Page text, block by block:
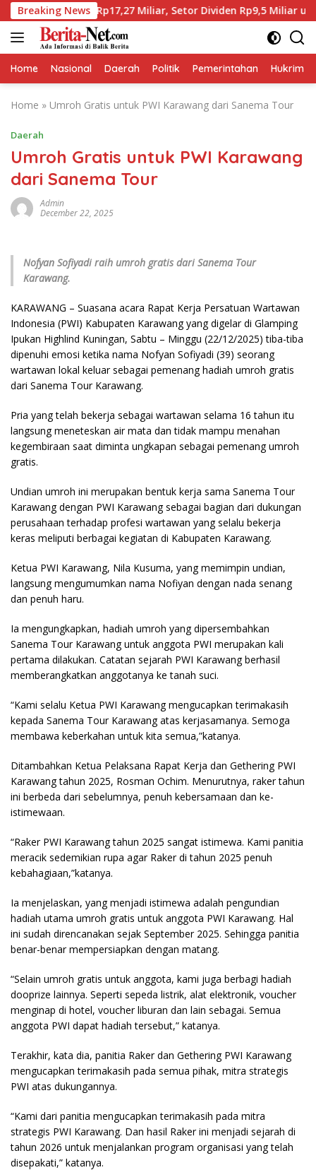
Skip
to
content
Breaking News
Laba Rp17,27 Miliar, Setor Dividen Rp9,5 Miliar untuk PAD
Home Nasional Daerah Politik Pemerintahan Hukrim
Home » Umroh Gratis untuk PWI Karawang dari Sanema Tour
Daerah
Umroh Gratis untuk PWI Karawang
dari Sanema Tour
Admin
December 22, 2025
Nofyan Sofiyadi raih umroh gratis dari Sanema Tour
Karawang.
KARAWANG – Suasana acara Rapat Kerja Persatuan Wartawan
Indonesia (PWI) Kabupaten Karawang yang digelar di Glamping
Ipukan Highlind Kuningan, Sabtu – Minggu (22/12/2025) tiba-tiba
dipenuhi emosi ketika nama Nofyan Sofiyadi (39) seorang
wartawan lokal keluar sebagai pemenang hadiah umroh gratis
dari Sanema Tour Karawang.
Pria yang telah bekerja sebagai wartawan selama 16 tahun itu
langsung meneteskan air mata dan tidak mampu menahan
kegembiraan saat diminta ungkapan sebagai pemenang umroh
gratis.
Undian umroh ini merupakan bentuk kerja sama Sanema Tour
Karawang dengan PWI Karawang sebagai bagian dari dukungan
perusahaan terhadap profesi wartawan yang selalu bekerja
keras meliputi berbagai kegiatan di Kabupaten Karawang.
Ketua PWI Karawang, Nila Kusuma, yang memimpin undian,
langsung mengumumkan nama Nofiyan dengan nada senang
dan penuh haru.
Ia mengungkapkan, hadiah umroh yang dipersembahkan
Sanema Tour Karawang untuk anggota PWI merupakan kali
pertama dilakukan. Catatan sejarah PWI Karawang berhasil
memberangkatkan anggotanya ke tanah suci.
“Kami selalu Ketua PWI Karawang mengucapkan terimakasih
kepada Sanema Tour Karawang atas kerjasamanya. Semoga
membawa keberkahan untuk kita semua,”katanya.
Ditambahkan Ketua Pelaksana Rapat Kerja dan Gethering PWI
Karawang tahun 2025, Rosman Ochim. Menurutnya, raker tahun
ini berbeda dari sebelumnya, penuh kebersamaan dan ke-
istimewaan.
“Raker PWI Karawang tahun 2025 sangat istimewa. Kami panitia
meracik sedemikian rupa agar Raker di tahun 2025 penuh
kebahagiaan,”katanya.
Ia menjelaskan, yang menjadi istimewa adalah pengundian
hadiah utama umroh gratis untuk anggota PWI Karawang. Hal
ini sudah direncanakan sejak September 2025. Sehingga panitia
benar-benar mempersiapkan dengan matang.
“Selain umroh gratis untuk anggota, kami juga berbagi hadiah
dooprize lainnya. Seperti sepeda listrik, alat elektronik, voucher
menginap di hotel, voucher liburan dan lain sebagai. Semua
anggota PWI dapat hadiah tersebut,” katanya.
Terakhir, kata dia, panitia Raker dan Gethering PWI Karawang
mengucapkan terimakasih pada semua pihak, mitra strategis
PWI atas dukungannya.
“Kami dari panitia mengucapkan terimakasih pada mitra
strategis PWI Karawang. Dan hasil Raker ini menjadi sejarah di
tahun 2026 untuk menjalankan program organisasi yang telah
disepakati,” katanya.